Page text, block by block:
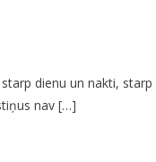
dienu un nakti,
nav […]